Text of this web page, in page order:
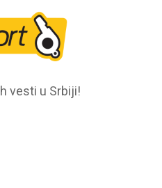
vesti u Srbiji!